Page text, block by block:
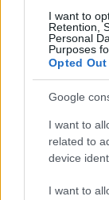
I want to
Retention,
Personal
Purposes
Opted Out
Google
I want to
related to
device
I want to